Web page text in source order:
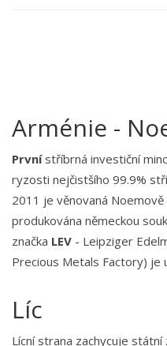
Arménie -
Prvnístříbrná investiční
ryzosti nejčistšího 99.9%
2011 je věnovaná
produkována německou
značka LEV - Leipziger
Precious Metals Factory) je
Líc
Lícní strana zachycuje